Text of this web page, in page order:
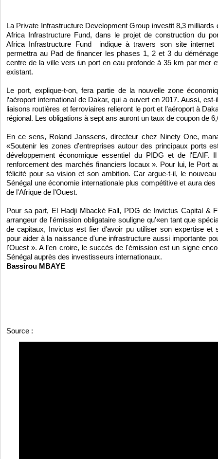
La Private Infrastructure Development Group investit 8,3
Africa Infrastructure Fund, dans le projet de construction du
Africa Infrastructure Fund indique à travers son site
permettra au Pad de financer les phases 1, 2 et 3 du
centre de la ville vers un port en eau profonde à 35 km par mer
existant.
Le port, explique-t-on, fera partie de la nouvelle zone
l’aéroport international de Dakar, qui a ouvert en 2017. Aussi,
liaisons routières et ferroviaires relieront le port et l’aéroport à
régional. Les obligations à sept ans auront un taux de coupon de
En ce sens, Roland Janssens, directeur chez Ninety One,
«Soutenir les zones d'entreprises autour des principaux ports
développement économique essentiel du PIDG et de
renforcement des marchés financiers locaux ». Pour lui, le Port
félicité pour sa vision et son ambition. Car argue-t-il, le
Sénégal une économie internationale plus compétitive et aura
de l'Afrique de l'Ouest.
Pour sa part, El Hadji Mbacké Fall, PDG de Invictus Capital &
arrangeur de l'émission obligataire souligne qu’«en tant que
de capitaux, Invictus est fier d'avoir pu utiliser son expertise et
pour aider à la naissance d'une infrastructure aussi importante
l'Ouest ». A l’en croire, le succès de l'émission est un signe
Sénégal auprès des investisseurs internationaux.
Bassirou MBAYE
Source :